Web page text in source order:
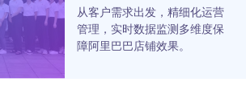
从客户需求出发，精细化运营
管理，实时数据监测多维度保
障阿里巴巴店铺效果。